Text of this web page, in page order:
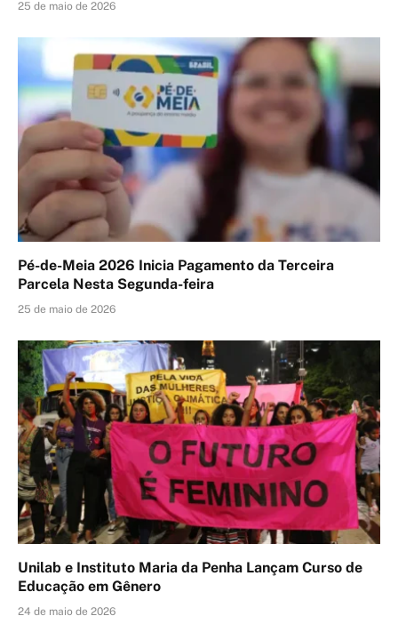
25 de maio de 2026
Pé-de-Meia 2026 Inicia Pagamento da Terceira
Parcela Nesta Segunda-feira
25 de maio de 2026
Unilab e Instituto Maria da Penha Lançam Curso de
Educação em Gênero
24 de maio de 2026